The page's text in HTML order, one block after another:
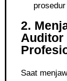
2.
Auditor
Saat